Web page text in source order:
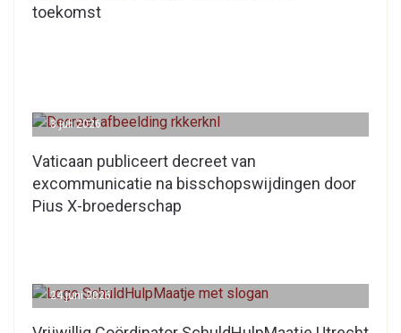
toekomst
Vaticaan publiceert decreet van
excommunicatie na bisschopswijdingen door
Pius X-broederschap
3 juli 2026
24 juni 2026